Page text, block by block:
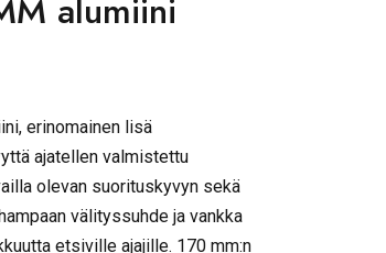
alumiini
erinomainen lisä
ajatellen valmistettu
olevan suorituskyvyn sekä
välityssuhde ja vankka
etsiville ajajille. 170 mm:n